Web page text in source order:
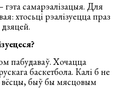
самарэалізацыя. Для
хтосьці рэалізуецца праз
пабудаваў. Хочацца
баскетбола. Калі б не
вёсцы, быў бы мясцовым